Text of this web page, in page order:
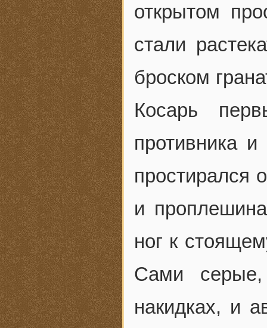
открытом
стали
броском
Косарь
противника и
простирался
и
ног к
Сами серые,
накидках, и